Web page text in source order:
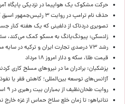
حرکت مشکوک یک هواپیما در نزدیکی پایگاه
حذف نام ترامپ در روایت ۳ رئیس‌جمهور اسبق آمریکا از تاریخ کشورشان
تصویری دردناک از دلفینی که یک هفته کنار
زلنسکی: پیونگ‌یانگ به مسکو کمک می‌کند،
رشد ۷۳ درصدی تجارت ایران و ترکیه در سایه محاصره دریایی
قیمت طلا، سکه و دلار امروز ۱۸ مرداد
پزشکیان: برادران ما در نیروهای مسلح کاری
آژانس‌های توسعه بین‌المللی؛ کاهش فقر یا
روایت طحان‌نظیف از بمباران بیت رهبری در ۹ اسفند
نتانیاهو: تا زمان خلع سلاح حماس از غزه خارج